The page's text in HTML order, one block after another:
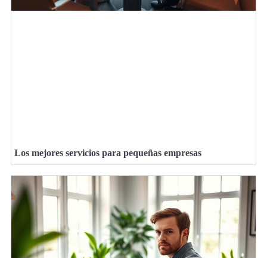
Los mejores servicios para pequeñas empresas